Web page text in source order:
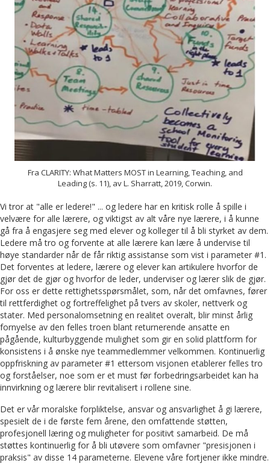
Fra CLARITY: What Matters MOST in Learning, Teaching, and
Leading (s. 11), av L. Sharratt, 2019, Corwin.
Vi tror at "alle er ledere!" ... og ledere har en kritisk rolle å spille i
velvære for alle lærere, og viktigst av alt våre nye lærere, i å kunne
gå fra å engasjere seg med elever og kolleger til å bli styrket av dem.
Ledere må tro og forvente at alle lærere kan lære å undervise til
høye standarder når de får riktig assistanse som vist i parameter #1.
Det forventes at ledere, lærere og elever kan artikulere hvorfor de
gjør det de gjør og hvorfor de leder, underviser og lærer slik de gjør.
For oss er dette rettighetsspørsmålet, som, når det omfavnes, fører
til rettferdighet og fortreffelighet på tvers av skoler, nettverk og
stater. Med personalomsetning en realitet overalt, blir minst årlig
fornyelse av den felles troen blant returnerende ansatte en
pågående, kulturbyggende mulighet som gir en solid plattform for
konsistens i å ønske nye teammedlemmer velkommen. Kontinuerlig
oppfriskning av parameter #1 ettersom visjonen etablerer felles tro
og forståelser, noe som er et must før forbedringsarbeidet kan ha
innvirkning og lærere blir revitalisert i rollene sine.
Det er vår moralske forpliktelse, ansvar og ansvarlighet å gi lærere,
spesielt de i de første fem årene, den omfattende støtten,
profesjonell læring og muligheter for positivt samarbeid. De må
støttes kontinuerlig for å bli utøvere som omfavner "presisjonen i
praksis" av disse 14 parameterne. Elevene våre fortjener ikke mindre.